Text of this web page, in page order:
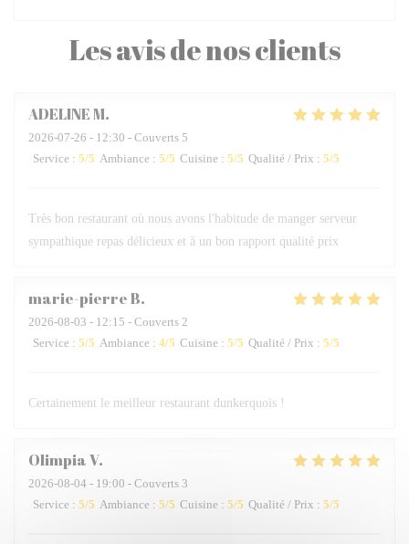
Les avis de nos clients
ADELINEM
2026-07-26 - 12:30 - Couverts 5
Service : 5/5 Ambiance : 5/5 Cuisine : 5/5 Qualité / Prix : 5/5
Très bon restaurant où nous avons l'habitude de manger serveur
sympathique repas délicieux et à un bon rapport qualité prix
marie-pierreB
2026-08-03 - 12:15 - Couverts 2
Service : 5/5 Ambiance : 4/5 Cuisine : 5/5 Qualité / Prix : 5/5
Certainement le meilleur restaurant dunkerquois !
OlimpiaV
2026-08-04 - 19:00 - Couverts 3
Service : 5/5 Ambiance : 5/5 Cuisine : 5/5 Qualité / Prix : 5/5